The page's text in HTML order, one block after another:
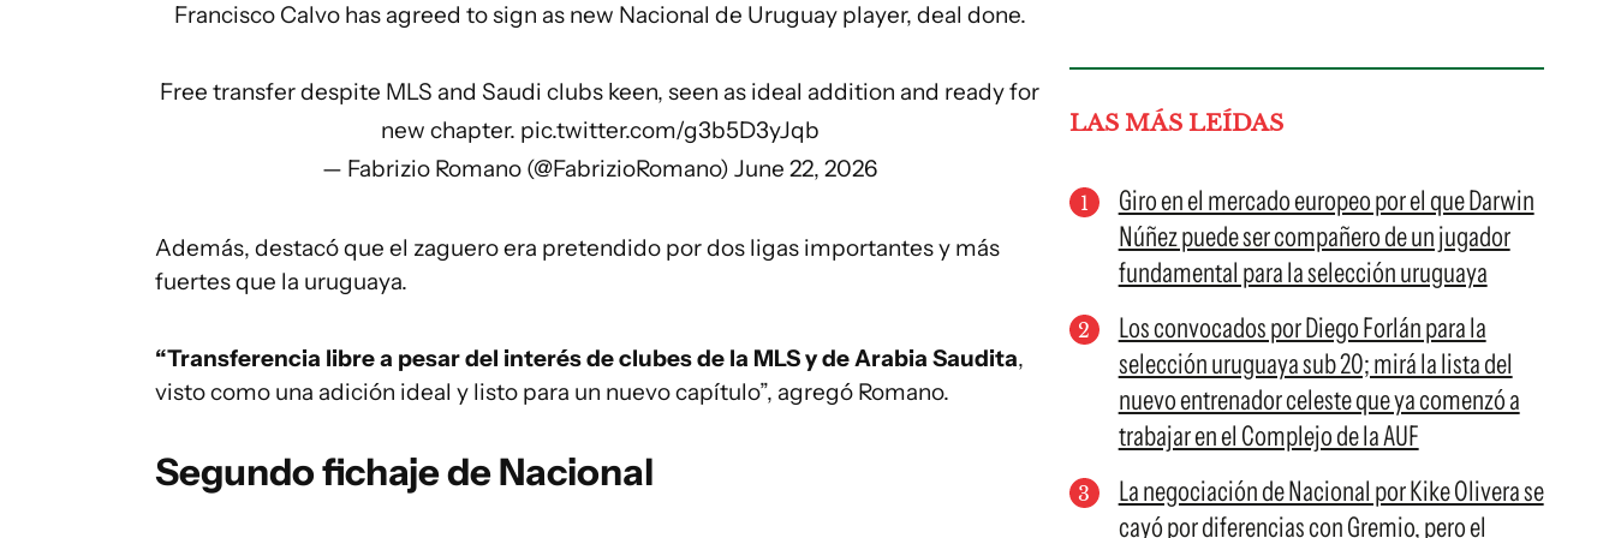
Francisco Calvo has agreed to sign as new Nacional de Uruguay player, deal done.
Free transfer despite MLS and Saudi clubs keen, seen as ideal addition and ready for
new chapter. pic.twitter.com/g3b5D3yJqb
— Fabrizio Romano (@FabrizioRomano)June 22, 2026
Además, destacó que el zaguero era pretendido por dos ligas importantes y más
fuertes que la uruguaya.
“Transferencia libre a pesar del interés de clubes de la MLS y de Arabia Saudita,
visto como una adición ideal y listo para un nuevo capítulo”, agregó Romano.
Segundo fichaje de Nacional
LAS MÁS LEÍDAS
Giro en el mercado europeo por el que Darwin
Núñez puede ser compañero de un jugador
fundamental para la selección uruguaya
Los convocados por Diego Forlán para la
selección uruguaya sub 20; mirá la lista del
nuevo entrenador celeste que ya comenzó a
trabajar en el Complejo de la AUF
La negociación de Nacional por Kike Olivera se
cayó por diferencias con Gremio, pero el